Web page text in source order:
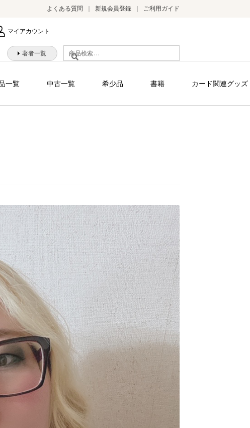
よくある質問 新規会員登録 ご利用ガイド
マイアカウント
検
索
象:
著者一覧
一覧 中古一覧 希少品 書籍 カード関連グッズ